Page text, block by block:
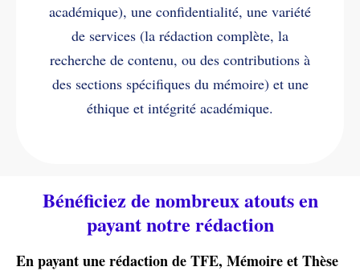
académique), une confidentialité, une variété
de services (la rédaction complète, la
recherche de contenu, ou des contributions à
des sections spécifiques du mémoire) et une
éthique et intégrité académique.
Bénéficiez de nombreux atouts en
payant notre rédaction
En payant une rédaction de TFE, Mémoire et Thèse